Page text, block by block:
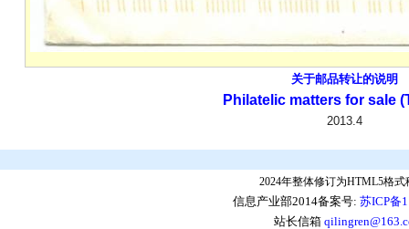
关于邮品转让的说明
Philatelic matters for sale
2013.4
2024年整体修订为HTML5格式
信息产业部2014备案号: 苏ICP备
站长信箱